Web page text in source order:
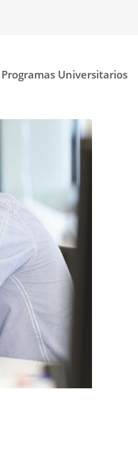
Programas Universitarios